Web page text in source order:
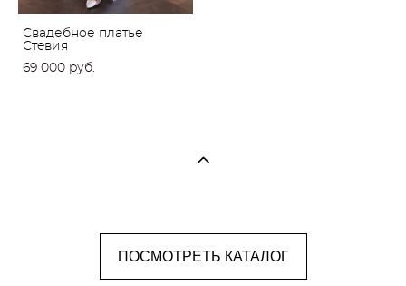
Свадебное платье
Стeвия
69 000 pуб.
ПОСМОТРЕТЬ КАТАЛОГ